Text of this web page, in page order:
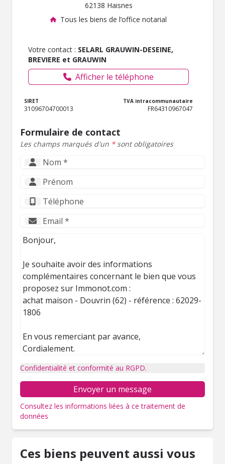
62138 Haisnes
Tous les biens de l’office notarial
Votre contact : SELARL GRAUWIN-DESEINE,
BREVIERE et GRAUWIN
Afficher le téléphone
SIRET
31096704700013
TVA intracommunautaire
FR64310967047
Formulaire de contact
Les champs marqués d'un *sont obligatoires
Confidentialité et conformité au RGPD.
Envoyer un message
Consultez les informations liées à ce traitement de
données
Ces biens peuvent aussi vous